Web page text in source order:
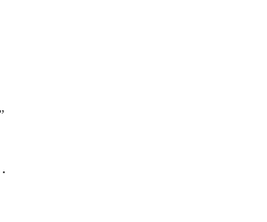
在济南启动建设